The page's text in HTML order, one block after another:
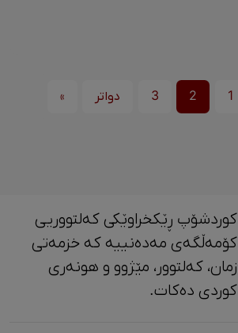
1
2
3 دواتر »
کوردشۆپ ڕێکخراوێکی کەلتووریی
کۆمەڵگەی مەدەنییە کە خزمەتی
زمان، کەلتوور، مێژوو و ‎هونەری
کوردی دەکات.